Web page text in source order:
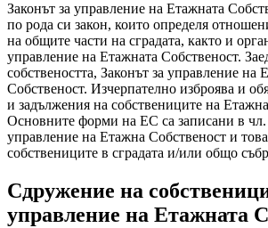
Законът за управление на Етажната
по рода си закон, които определя
на общите части на сградата, както и
управление на Етажната Собственост.
собствеността, Законът за управление на
Собственост. Изчерпателно изброява и
и задължения на собствениците на
Основните форми на ЕС са записани в чл.
управление на Етажна Собственост и
собствениците в сградата и/или общо
Сдружение на
управление на Етажната